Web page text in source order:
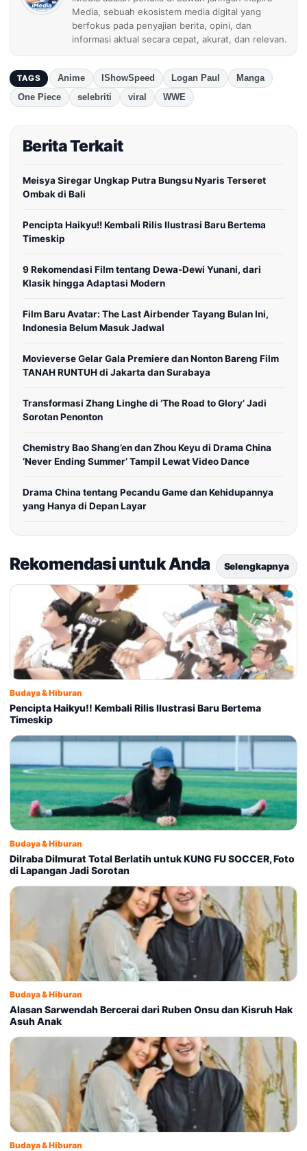
Media, sebuah ekosistem media digital yang
berfokus pada penyajian berita, opini, dan
informasi aktual secara cepat, akurat, dan relevan.
TAGS Anime IShowSpeed Logan Paul
Manga
One Piece
selebriti viral WWE
Berita Terkait
Meisya Siregar Ungkap Putra Bungsu Nyaris Terseret
Ombak di Bali
Pencipta Haikyu!! Kembali Rilis Ilustrasi Baru Bertema
Timeskip
9 Rekomendasi Film tentang Dewa-Dewi Yunani, dari
Klasik hingga Adaptasi Modern
Film Baru Avatar: The Last Airbender Tayang Bulan Ini,
Indonesia Belum Masuk Jadwal
Movieverse Gelar Gala Premiere dan Nonton Bareng Film
TANAH RUNTUH di Jakarta dan Surabaya
Transformasi Zhang Linghe di ‘The Road to Glory’ Jadi
Sorotan Penonton
Chemistry Bao Shang’en dan Zhou Keyu di Drama China
‘Never Ending Summer’ Tampil Lewat Video Dance
Drama China tentang Pecandu Game dan Kehidupannya
yang Hanya di Depan Layar
Rekomendasi untuk Anda Selengkapnya
Budaya & Hiburan
Pencipta Haikyu!! Kembali Rilis Ilustrasi Baru Bertema
Timeskip
Budaya & Hiburan
Dilraba Dilmurat Total Berlatih untuk KUNG FU SOCCER, Foto
di Lapangan Jadi Sorotan
Budaya & Hiburan
Alasan Sarwendah Bercerai dari Ruben Onsu dan Kisruh Hak
Asuh Anak
Budaya & Hiburan